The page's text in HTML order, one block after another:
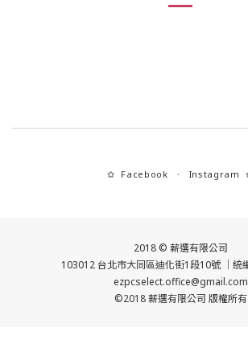
✿ Facebook ・ Instagram
2018 © 薪選有限公司
103012 台北市大同區迪化街1段10號 ｜統
ezpcselect.office@gmail.com
©2018 薪選有限公司 版權所有